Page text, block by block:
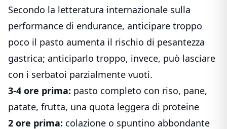
Secondo la letteratura internazionale sulla
performance di endurance, anticipare troppo
poco il pasto aumenta il rischio di pesantezza
gastrica; anticiparlo troppo, invece, può lasciare
con i serbatoi parzialmente vuoti.
3-4 ore prima: pasto completo con riso, pane,
patate, frutta, una quota leggera di proteine
2 ore prima: colazione o spuntino abbondante